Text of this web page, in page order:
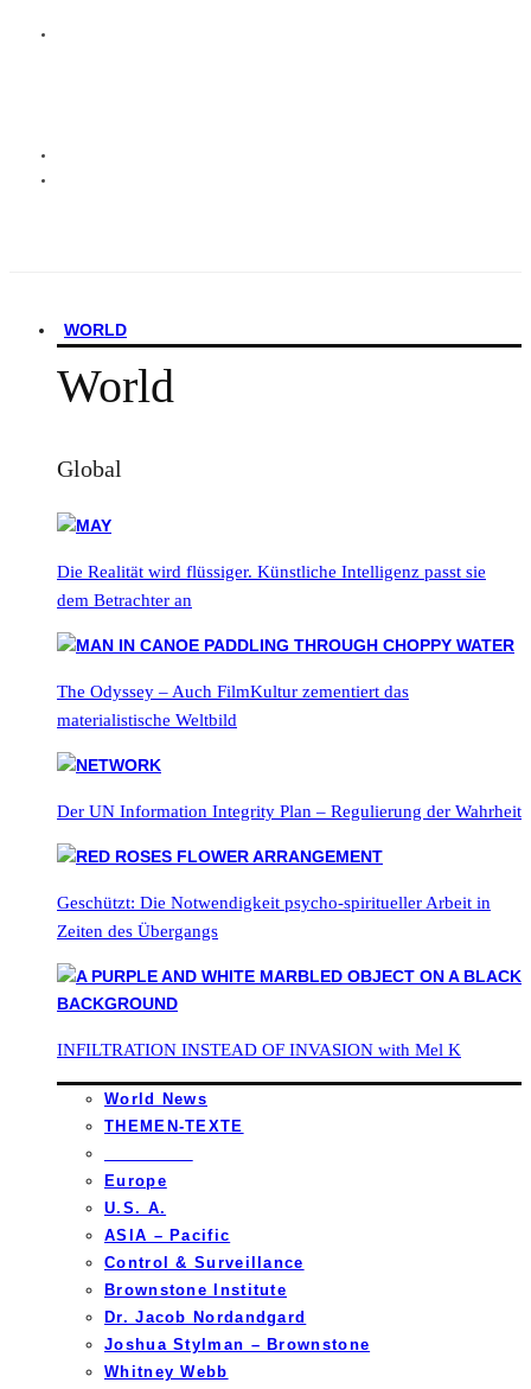
WORLD
World
Global
Die Realität wird flüssiger. Künstliche Intelligenz passt sie
dem Betrachter an
The Odyssey – Auch FilmKultur zementiert das
materialistische Weltbild
Der UN Information Integrity Plan – Regulierung der Wahrheit
Geschützt: Die Notwendigkeit psycho-spiritueller Arbeit in
Zeiten des Übergangs
INFILTRATION INSTEAD OF INVASION with Mel K
World News
THEMEN-TEXTE
Europe
U.S. A.
ASIA – Pacific
Control & Surveillance
Brownstone Institute
Dr. Jacob Nordandgard
Joshua Stylman – Brownstone
Whitney Webb